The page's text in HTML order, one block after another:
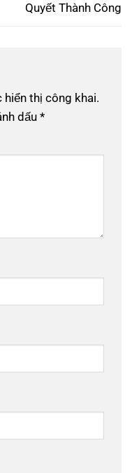
Quyết Thành Công
thị công khai.
dấu *